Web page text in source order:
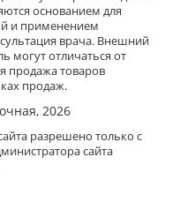
основанием для
и применением
врача. Внешний
могут отличаться от
продажа товаров
продаж.
2026
разрешено только с
сайта